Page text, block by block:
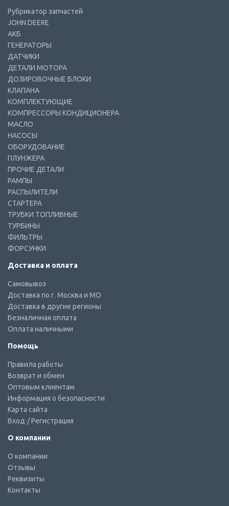
Рубрикатор запчастей
JOHN DEERE
АКБ
ГЕНЕРАТОРЫ
ДАТЧИКИ
ДЕТАЛИ МОТОРА
ДОЗИРОВОЧНЫЕ БЛОКИ
КЛАПАНА
КОМПЛЕКТУЮЩИЕ
КОМПРЕССОРЫ КОНДИЦИОНЕРА
МАСЛО
НАСОСЫ
ОБОРУДОВАНИЕ
ПЛУНЖЕРА
ПРОЧИЕ ДЕТАЛИ
РАМПЫ
РАСПЫЛИТЕЛИ
СТАРТЕРА
ТРУБКИ ТОПЛИВНЫЕ
ТУРБИНЫ
ФИЛЬТРЫ
ФОРСУНКИ
Доставка и оплата
Самовывоз
Доставка по г. Москва и МО
Доставка в другие регионы
Безналичная оплата
Оплата наличными
Помощь
Правила работы
Возврат и обмен
Оптовым клиентам
Информация о безопасности
Карта сайта
Вход / Регистрация
О компании
О компании
Отзывы
Реквизиты
Контакты